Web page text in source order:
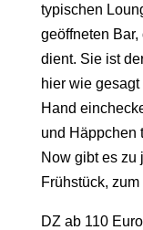
typischen
geöffneten
dient. Sie ist
hier wie
Hand
und Häppchen
Nowgibt es zu
Frühstück,
DZ ab 110